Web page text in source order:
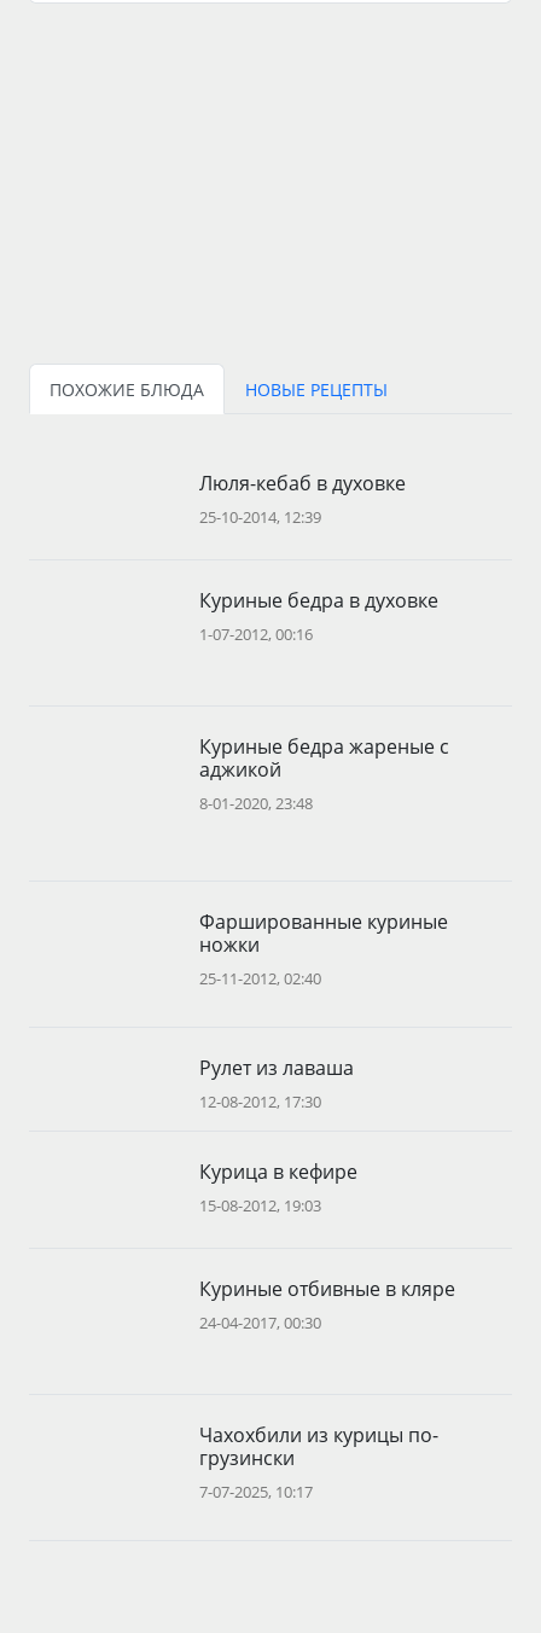
ПОХОЖИЕ БЛЮДА НОВЫЕ РЕЦЕПТЫ
Люля-кебаб в духовке
25-10-2014, 12:39
Куриные бедра в духовке
1-07-2012, 00:16
Куриные бедра жареные с
аджикой
8-01-2020, 23:48
Фаршированные куриные
ножки
25-11-2012, 02:40
Рулет из лаваша
12-08-2012, 17:30
Курица в кефире
15-08-2012, 19:03
Куриные отбивные в кляре
24-04-2017, 00:30
Чахохбили из курицы по-
грузински
7-07-2025, 10:17